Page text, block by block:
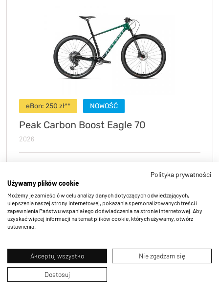
eBon: 250 zł** NOWOŚĆ
Peak Carbon Boost Eagle 70
2026
Polityka prywatności
Używamy plików cookie
Możemy je zamieścić w celu analizy danych dotyczących odwiedzających,
ulepszenia naszej strony internetowej, pokazania spersonalizowanych treści i
zapewnienia Państwu wspaniałego doświadczenia na stronie internetowej. Aby
uzyskać więcej informacji na temat plików cookie, których używamy, otwórz
ustawienia.
Akceptuj wszystko Nie zgadzam się
Dostosuj